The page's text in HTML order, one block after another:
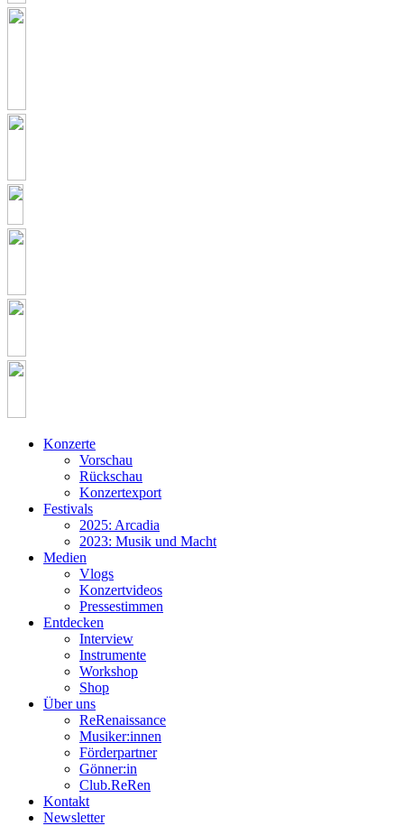
Konzerte
Vorschau
Rückschau
Konzertexport
Festivals
2025: Arcadia
2023: Musik und Macht
Medien
Vlogs
Konzertvideos
Pressestimmen
Entdecken
Interview
Instrumente
Workshop
Shop
Über uns
ReRenaissance
Musiker:innen
Förderpartner
Gönner:in
Club.ReRen
Kontakt
Newsletter